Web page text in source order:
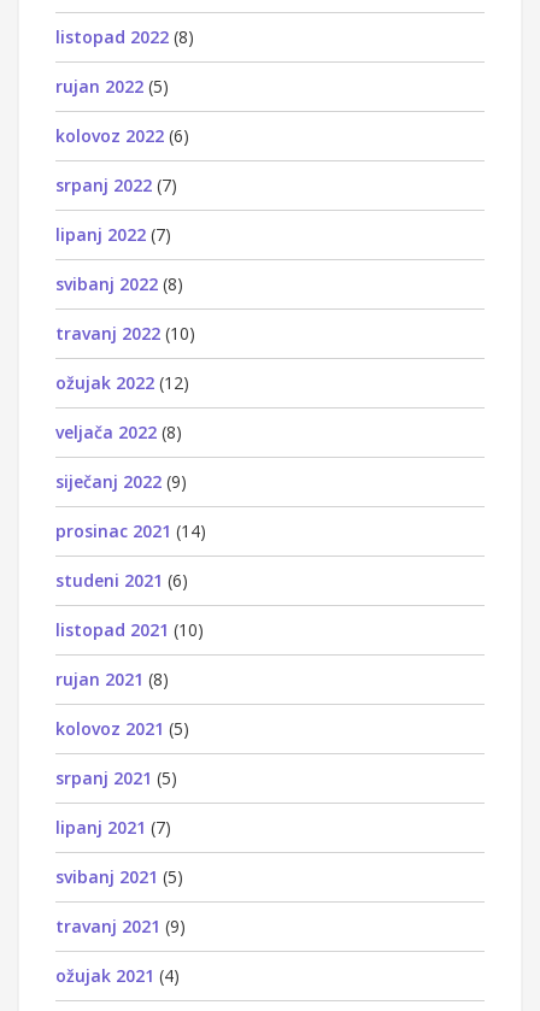
listopad 2022 (8)
rujan 2022 (5)
kolovoz 2022 (6)
srpanj 2022 (7)
lipanj 2022 (7)
svibanj 2022 (8)
travanj 2022 (10)
ožujak 2022 (12)
veljača 2022 (8)
siječanj 2022 (9)
prosinac 2021 (14)
studeni 2021 (6)
listopad 2021 (10)
rujan 2021 (8)
kolovoz 2021 (5)
srpanj 2021 (5)
lipanj 2021 (7)
svibanj 2021 (5)
travanj 2021 (9)
ožujak 2021 (4)